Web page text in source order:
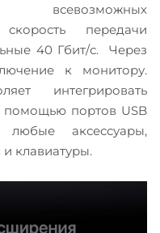
передачи
40 Гбит/с. Через
к монитору.
интегрировать
помощью портов USB
аксессуары,
клавиатуры.